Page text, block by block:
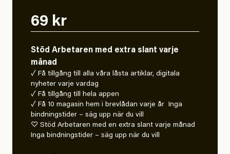
69 kr
Stöd Arbetaren med extra slant varje
månad
✓ Få tillgång till alla våra låsta artiklar, digitala
nyheter varje vardag
✓ Få tillgång till hela appen
✓ Få 10 magasin hem i brevlådan varje år Inga
bindningstider – säg upp när du vill
♡ Stöd Arbetaren med en extra slant varje månad
Inga bindningstider – säg upp när du vill